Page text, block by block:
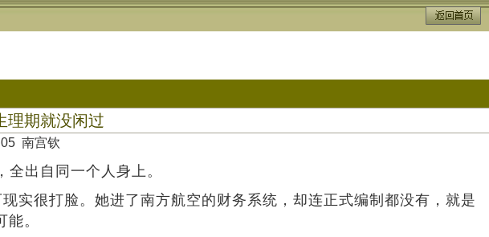
理期就没闲过
南宫钦
出自同一个人身上。
实很打脸。她进了南方航空的财务系统，却连正式编制都没有，就是
。